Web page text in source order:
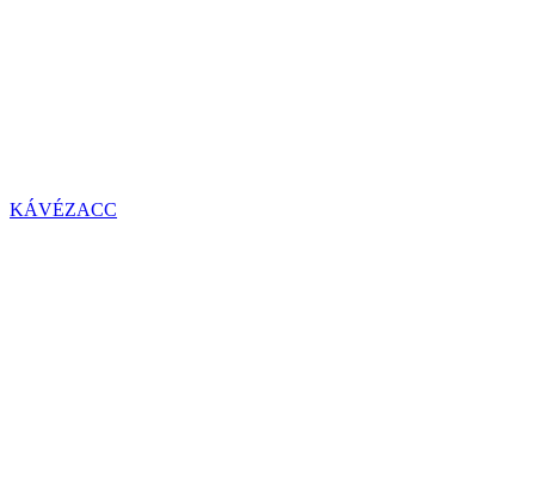
KÁVÉZACC